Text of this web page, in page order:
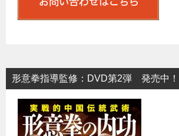
形意拳指導監修：DVD第2弾 発売中！